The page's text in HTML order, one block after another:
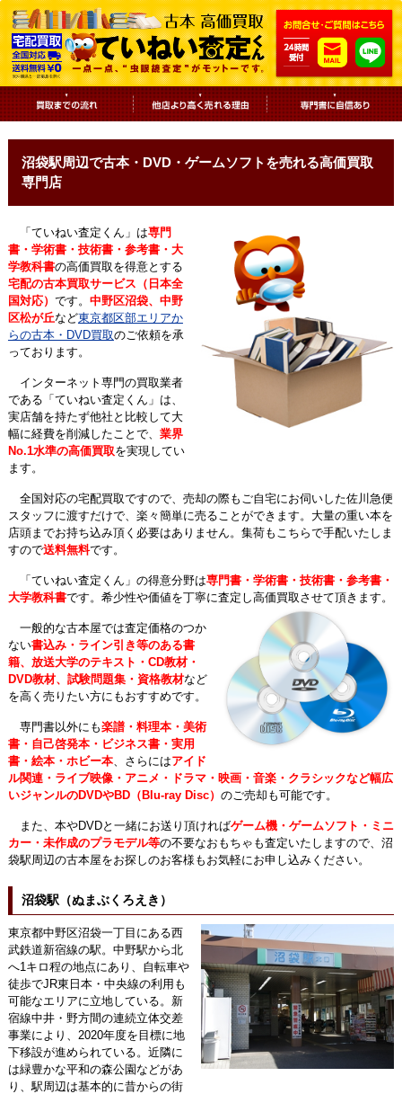
沼袋駅周辺で古本・DVD・ゲームソフトを売れる高価買取
専門店
「ていねい査定くん」は専門
書・学術書・技術書・参考書・大
学教科書の高価買取を得意とする
宅配の古本買取サービス（日本全
国対応） です。 中野区沼袋、中野
区松が丘など東京都区部エリアか
らの古本・DVD買取のご依頼を承
っております。
インターネット専門の買取業者
である「ていねい査定くん」は、
実店舗を持たず他社と比較して大
幅に経費を削減したことで、 業界
No.1水準の高価買取を実現してい
ます。
全国対応の宅配買取ですので、売却の際もご自宅にお伺いした佐川急便
スタッフに渡すだけで、楽々簡単に売ることができます。大量の重い本を
店頭までお持ち込み頂く必要はありません。集荷もこちらで手配いたしま
すので送料無料です。
「ていねい査定くん」の得意分野は専門書・学術書・技術書・参考書・
大学教科書です。希少性や価値を丁寧に査定し高価買取させて頂きます。
一般的な古本屋では査定価格のつか
ない書込み・ライン引き等のある書
籍、放送大学のテキスト・CD教材・
DVD教材、試験問題集・資格教材など
を高く売りたい方にもおすすめです。
専門書以外にも楽譜・料理本・美術
書・自己啓発本・ビジネス書・実用
書・絵本・ホビー本、さらにはアイド
ル関連・ライブ映像・アニメ・ドラマ・映画・音楽・クラシックなど幅広
いジャンルのDVDやBD（Blu-ray Disc） のご売却も可能です。
また、本やDVDと一緒にお送り頂ければゲーム機・ゲームソフト・ミニ
カー・未作成のプラモデル等の不要なおもちゃも査定いたしますので、沼
袋駅周辺の古本屋をお探しのお客様もお気軽にお申し込みください。
沼袋駅（ぬまぶくろえき）
東京都中野区沼袋一丁目にある西
武鉄道新宿線の駅。中野駅から北
へ1キロ程の地点にあり、自転車や
徒歩でJR東日本・中央線の利用も
可能なエリアに立地している。新
宿線中井・野方間の連続立体交差
事業により、2020年度を目標に地
下移設が進められている。近隣に
は緑豊かな平和の森公園などがあ
り、駅周辺は基本的に昔からの街